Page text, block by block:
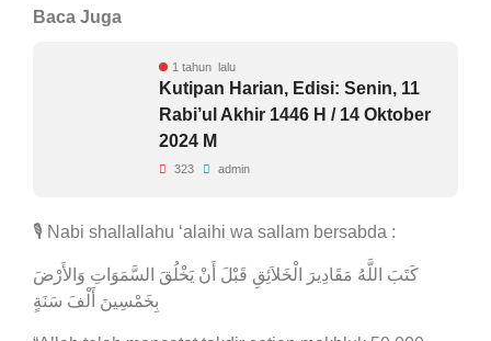
Baca Juga
1 tahun lalu
Kutipan Harian, Edisi: Senin, 11
Rabi’ul Akhir 1446 H / 14 Oktober
2024 M
323 admin
🎙 Nabi shallallahu ‘alaihi wa sallam bersabda :
كَتَبَ اللَّهُ مَقَادِيرَ الْخَلاَئِقِ قَبْلَ أَنْ يَخْلُقَ السَّمَوَاتِ وَالأَرْضَ
بِخَمْسِينَ أَلْفَ سَنَةٍ